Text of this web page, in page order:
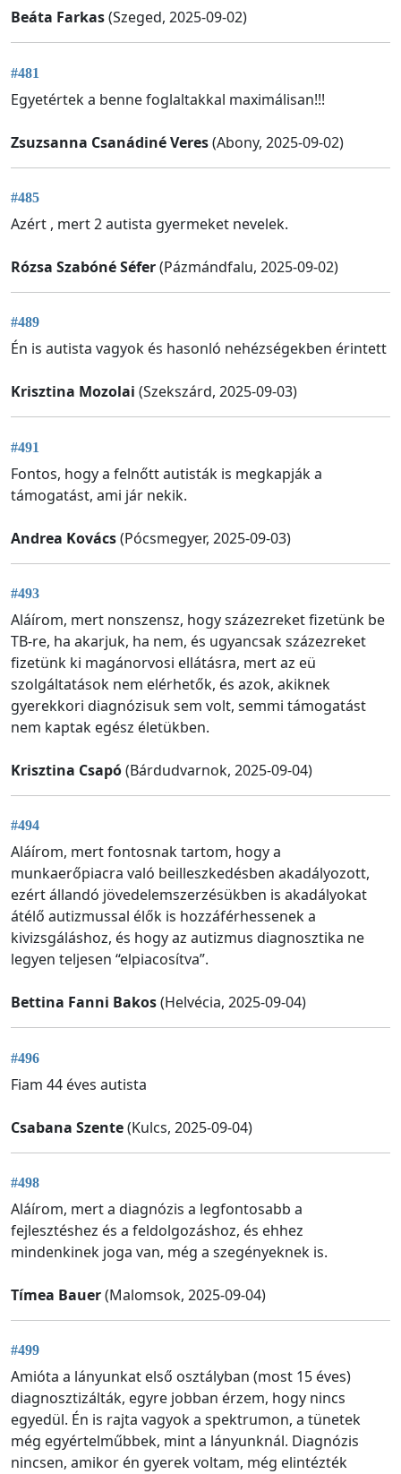
Beáta Farkas(Szeged, 2025-09-02)
#481
Egyetértek a benne foglaltakkal maximálisan!!!
Zsuzsanna Csanádiné Veres(Abony, 2025-09-02)
#485
Azért , mert 2 autista gyermeket nevelek.
Rózsa Szabóné Séfer(Pázmándfalu, 2025-09-02)
#489
Én is autista vagyok és hasonló nehézségekben érintett
Krisztina Mozolai (Szekszárd, 2025-09-03)
#491
Fontos, hogy a felnőtt autisták is megkapják a
támogatást, ami jár nekik.
Andrea Kovács(Pócsmegyer, 2025-09-03)
#493
Aláírom, mert nonszensz, hogy százezreket fizetünk be
TB-re, ha akarjuk, ha nem, és ugyancsak százezreket
fizetünk ki magánorvosi ellátásra, mert az eü
szolgáltatások nem elérhetők, és azok, akiknek
gyerekkori diagnózisuk sem volt, semmi támogatást
nem kaptak egész életükben.
Krisztina Csapó(Bárdudvarnok, 2025-09-04)
#494
Aláírom, mert fontosnak tartom, hogy a
munkaerőpiacra való beilleszkedésben akadályozott,
ezért állandó jövedelemszerzésükben is akadályokat
átélő autizmussal élők is hozzáférhessenek a
kivizsgáláshoz, és hogy az autizmus diagnosztika ne
legyen teljesen “elpiacosítva”.
Bettina Fanni Bakos(Helvécia, 2025-09-04)
#496
Fiam 44 éves autista
Csabana Szente(Kulcs, 2025-09-04)
#498
Aláírom, mert a diagnózis a legfontosabb a
fejlesztéshez és a feldolgozáshoz, és ehhez
mindenkinek joga van, még a szegényeknek is.
Tímea Bauer(Malomsok, 2025-09-04)
#499
Amióta a lányunkat első osztályban (most 15 éves)
diagnosztizálták, egyre jobban érzem, hogy nincs
egyedül. Én is rajta vagyok a spektrumon, a tünetek
még egyértelműbbek, mint a lányunknál. Diagnózis
nincsen, amikor én gyerek voltam, még elintézték